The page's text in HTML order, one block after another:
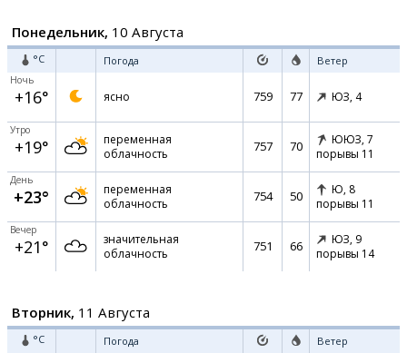
Понедельник, 10 Августа
°C Погода Ветер
Ночь
+16° ясно 759 77 ЮЗ, 4
Утро
+19°
переменная
облачность
757 70 ЮЮЗ, 7
порывы 11
День
+23°
переменная
облачность
754 50 Ю, 8
порывы 11
Вечер
+21°
значительная
облачность
751 66 ЮЗ, 9
порывы 14
Вторник, 11 Августа
°C Погода Ветер